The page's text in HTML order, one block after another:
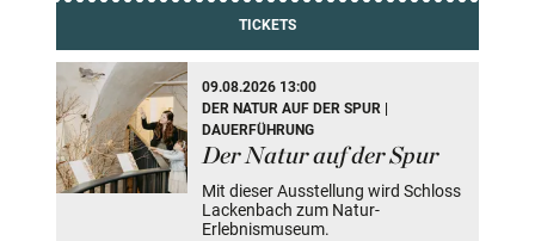
TICKETS
09.08.2026 13:00
DER NATUR AUF DER SPUR |
DAUERFÜHRUNG
Der Natur auf der Spur
Mit dieser Ausstellung wird Schloss
Lackenbach zum Natur-
Erlebnismuseum.